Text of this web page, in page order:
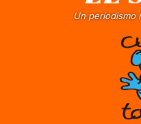
Un periodismo